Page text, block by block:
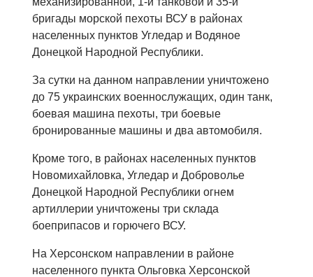
бригады морской пехоты ВСУ в районах
населенных пунктов Угледар и Водяное
Донецкой Народной Республики.
За сутки на данном направлении уничтожено
до 75 украинских военнослужащих, один танк,
боевая машина пехоты, три боевые
бронированные машины и два автомобиля.
Кроме того, в районах населенных пунктов
Новомихайловка, Угледар и Доброволье
Донецкой Народной Республики огнем
артиллерии уничтожены три склада
боеприпасов и горючего ВСУ.
На Херсонском направлении в районе
населенного пункта Ольговка Херсонской